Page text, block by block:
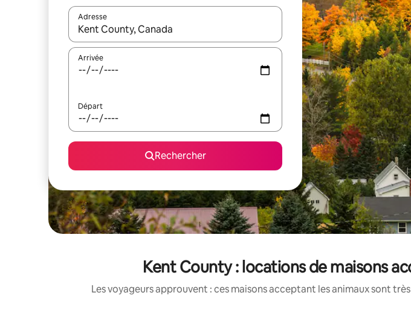
Adresse
Lorsque les résultats s'affichent, utilisez les flèches vers le haut et vers le bas pour
Arrivée
Départ
Rechercher
Kent County : locations de maisons
Les voyageurs approuvent : ces maisons acceptant les animaux sont